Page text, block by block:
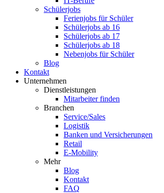
Schülerjobs
Ferienjobs für Schüler
Schülerjobs ab 16
Schülerjobs ab 17
Schülerjobs ab 18
Nebenjobs für Schüler
Blog
Kontakt
Unternehmen
Dienstleistungen
Mitarbeiter finden
Branchen
Service/Sales
Logistik
Banken und Versicherungen
Retail
E-Mobility
Mehr
Blog
Kontakt
FAQ